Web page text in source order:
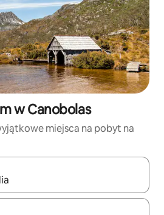
w Canobolas
miejsca na pobyt na
możesz poruszać się po nich za